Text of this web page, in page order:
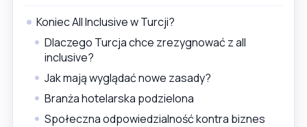
Koniec All Inclusive w Turcji?
Dlaczego Turcja chce zrezygnować z all
inclusive?
Jak mają wyglądać nowe zasady?
Branża hotelarska podzielona
Społeczna odpowiedzialność kontra biznes